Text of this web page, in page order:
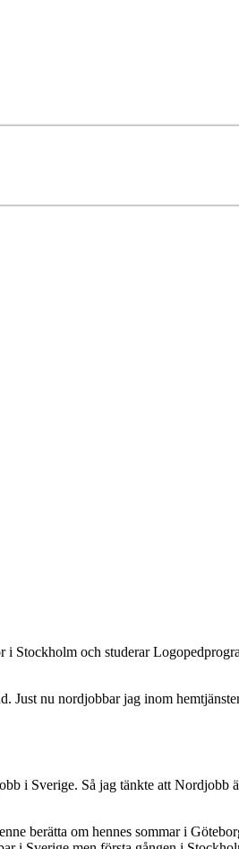
Stockholm och studerar
Just nu nordjobbar jag inom
i Sverige. Så jag tänkte att Nordjobb
berätta om hennes sommar i